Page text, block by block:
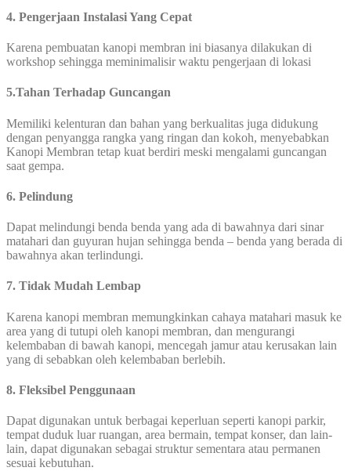
4. Pengerjaan Instalasi Yang Cepat
Karena pembuatan kanopi membran ini biasanya dilakukan di
workshop sehingga meminimalisir waktu pengerjaan di lokasi
5.Tahan Terhadap Guncangan
Memiliki kelenturan dan bahan yang berkualitas juga didukung
dengan penyangga rangka yang ringan dan kokoh, menyebabkan
Kanopi Membran tetap kuat berdiri meski mengalami guncangan
saat gempa.
6. Pelindung
Dapat melindungi benda benda yang ada di bawahnya dari sinar
matahari dan guyuran hujan sehingga benda – benda yang berada di
bawahnya akan terlindungi.
7. Tidak Mudah Lembap
Karena kanopi membran memungkinkan cahaya matahari masuk ke
area yang di tutupi oleh kanopi membran, dan mengurangi
kelembaban di bawah kanopi, mencegah jamur atau kerusakan lain
yang di sebabkan oleh kelembaban berlebih.
8. Fleksibel Penggunaan
Dapat digunakan untuk berbagai keperluan seperti kanopi parkir,
tempat duduk luar ruangan, area bermain, tempat konser, dan lain-
lain, dapat digunakan sebagai struktur sementara atau permanen
sesuai kebutuhan.